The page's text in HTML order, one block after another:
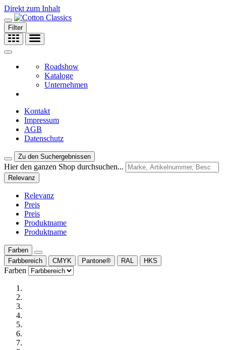
Direkt zum Inhalt
Filter
Roadshow
Kataloge
Unternehmen
Kontakt
Impressum
AGB
Datenschutz
Zu den Suchergebnissen
Hier den ganzen Shop durchsuchen...
Relevanz
Relevanz
Preis
Preis
Produktname
Produktname
Farben
Farbbereich
CMYK Pantone® RAL HKS
Farben